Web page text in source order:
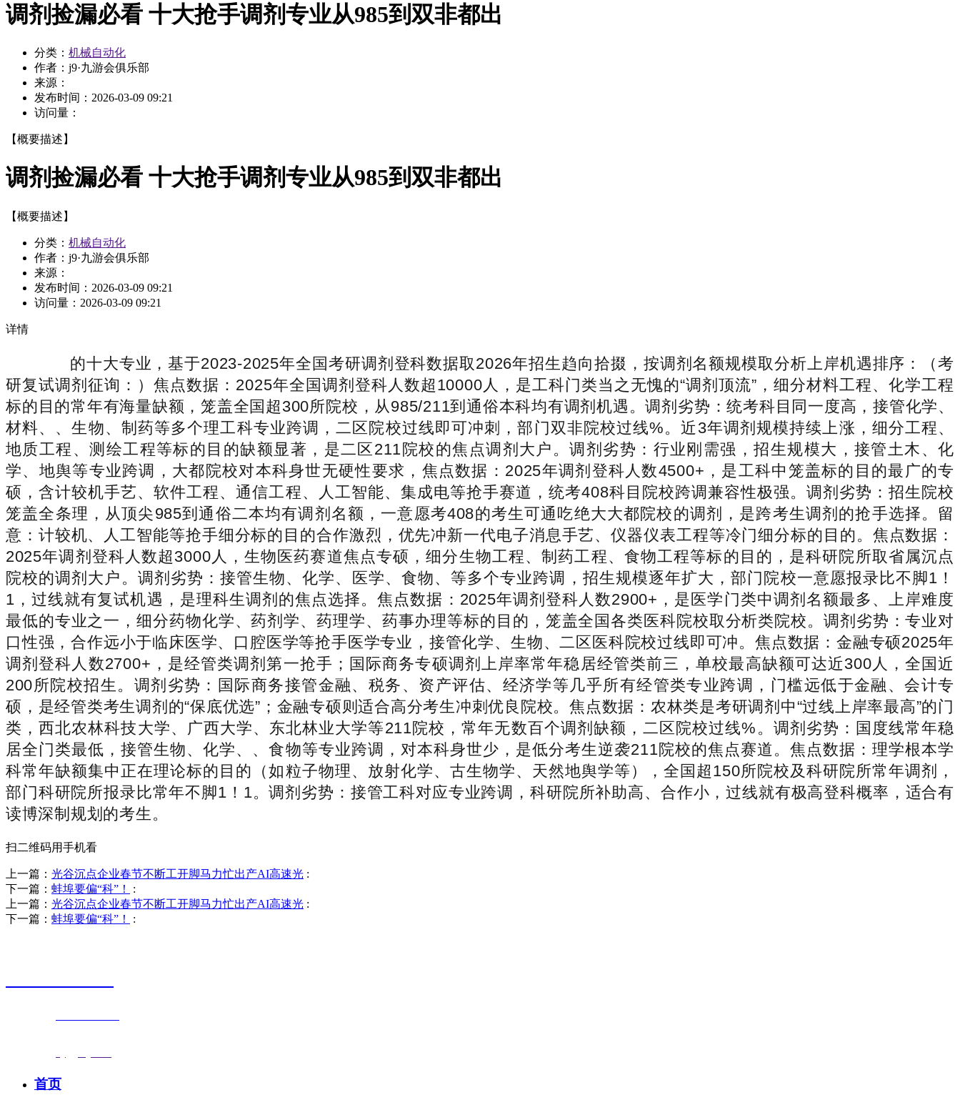
调剂捡漏必看 十大抢手调剂专业从985到双非都出
分类： 机械自动化
作者：j9·九游会俱乐部
来源：
发布时间： 2026-03-09 09:21
访问量：
【概要描述】
调剂捡漏必看 十大抢手调剂专业从985到双非都出
【概要描述】
分类： 机械自动化
作者：j9·九游会俱乐部
来源：
发布时间： 2026-03-09 09:21
访问量： 2026-03-09 09:21
详情
的十大专业，基于2023-2025年全国考研调剂登科数据取2026年招生趋向拾掇，按调剂名额规模取分析上岸机遇排序：（考
研复试调剂征询：）焦点数据：2025年全国调剂登科人数超10000人，是工科门类当之无愧的“调剂顶流”，细分材料工程、化学工程
标的目的常年有海量缺额，笼盖全国超300所院校，从985/211到通俗本科均有调剂机遇。调剂劣势：统考科目同一度高，接管化学、
材料、、生物、制药等多个理工科专业跨调，二区院校过线即可冲刺，部门双非院校过线%。近3年调剂规模持续上涨，细分工程、
地质工程、测绘工程等标的目的缺额显著，是二区211院校的焦点调剂大户。调剂劣势：行业刚需强，招生规模大，接管土木、化
学、地舆等专业跨调，大都院校对本科身世无硬性要求，焦点数据：2025年调剂登科人数4500+，是工科中笼盖标的目的最广的专
硕，含计较机手艺、软件工程、通信工程、人工智能、集成电等抢手赛道，统考408科目院校跨调兼容性极强。调剂劣势：招生院校
笼盖全条理，从顶尖985到通俗二本均有调剂名额，一意愿考408的考生可通吃绝大大都院校的调剂，是跨考生调剂的抢手选择。留
意：计较机、人工智能等抢手细分标的目的合作激烈，优先冲新一代电子消息手艺、仪器仪表工程等冷门细分标的目的。焦点数据：
2025年调剂登科人数超3000人，生物医药赛道焦点专硕，细分生物工程、制药工程、食物工程等标的目的，是科研院所取省属沉点
院校的调剂大户。调剂劣势：接管生物、化学、医学、食物、等多个专业跨调，招生规模逐年扩大，部门院校一意愿报录比不脚1！
1，过线就有复试机遇，是理科生调剂的焦点选择。焦点数据：2025年调剂登科人数2900+，是医学门类中调剂名额最多、上岸难度
最低的专业之一，细分药物化学、药剂学、药理学、药事办理等标的目的，笼盖全国各类医科院校取分析类院校。调剂劣势：专业对
口性强，合作远小于临床医学、口腔医学等抢手医学专业，接管化学、生物、二区医科院校过线即可冲。焦点数据：金融专硕2025年
调剂登科人数2700+，是经管类调剂第一抢手；国际商务专硕调剂上岸率常年稳居经管类前三，单校最高缺额可达近300人，全国近
200所院校招生。调剂劣势：国际商务接管金融、税务、资产评估、经济学等几乎所有经管类专业跨调，门槛远低于金融、会计专
硕，是经管类考生调剂的“保底优选”；金融专硕则适合高分考生冲刺优良院校。焦点数据：农林类是考研调剂中“过线上岸率最高”的门
类，西北农林科技大学、广西大学、东北林业大学等211院校，常年无数百个调剂缺额，二区院校过线%。调剂劣势：国度线常年稳
居全门类最低，接管生物、化学、、食物等专业跨调，对本科身世少，是低分考生逆袭211院校的焦点赛道。焦点数据：理学根本学
科常年缺额集中正在理论标的目的（如粒子物理、放射化学、古生物学、天然地舆学等），全国超150所院校及科研院所常年调剂，
部门科研院所报录比常年不脚1！1。调剂劣势：接管工科对应专业跨调，科研院所补助高、合作小，过线就有极高登科概率，适合有
读博深制规划的考生。
扫二维码用手机看
上一篇： 光谷沉点企业春节不断工开脚马力忙出产AI高速光 :
下一篇： 蚌埠要偏“科”！
:
上一篇： 光谷沉点企业春节不断工开脚马力忙出产AI高速光 :
下一篇： 蚌埠要偏“科”！ :
首页